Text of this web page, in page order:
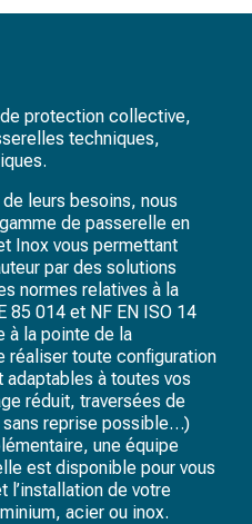
protection collective,
techniques,
leurs besoins, nous
de passerelle en
Inox vous permettant
par des solutions
normes relatives à la
85 014 et NF EN ISO 14
à la pointe de la
réaliser toute configuration
à toutes vos
réduit, traversées de
sans reprise possible…)
une équipe
est disponible pour vous
l’installation de votre
acier ou inox.